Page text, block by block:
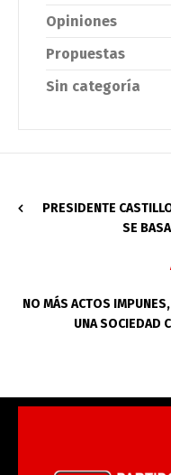
Opiniones
Propuestas
Sin categoría
PRESIDENTE
SE
NO MÁS ACTOS
UNA SOCIEDAD